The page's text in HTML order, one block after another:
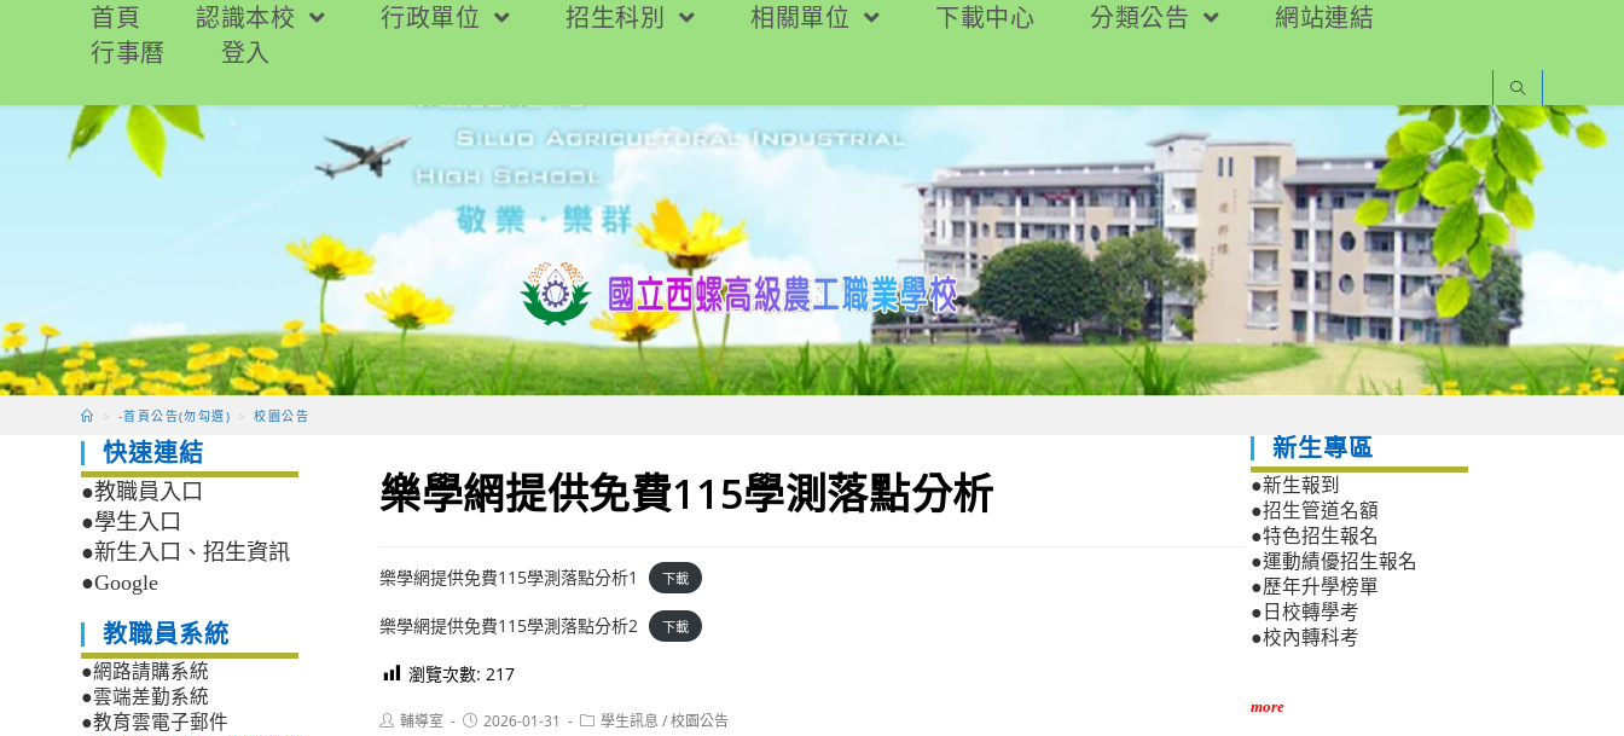
要
首頁 認識本校 行政單位 招生科別 相關單位 下載中心 分類公告
網站連結
行事曆
登入
> -首頁公告(勿勾選) > 校園公告
樂學網提供免費115學測落點分析
樂學網提供免費115學測落點分析1 下載
樂學網提供免費115學測落點分析2 下載
瀏覽次數: 217
Post輔導室
Post2026-01-31
Post學生訊息 /校園公告
快速連結
●教職員入口
●學生入口
●新生入口、招生資訊
●Google
教職員系統
●網路請購系統
●雲端差勤系統
●教育雲電子郵件
新生專區
●新生報到
●招生管道名額
●特色招生報名
●運動績優招生報名
●歷年升學榜單
●日校轉學考
●校內轉科考
more